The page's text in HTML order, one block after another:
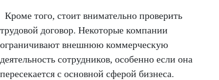
Кроме того, стоит внимательно проверить
трудовой договор. Некоторые компании
ограничивают внешнюю коммерческую
деятельность сотрудников, особенно если она
пересекается с основной сферой бизнеса.